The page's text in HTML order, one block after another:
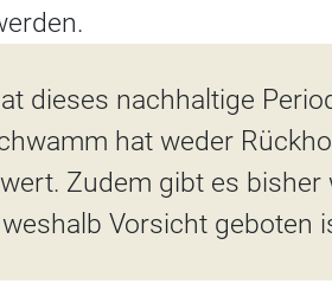
dieses nachhaltige
hat weder
Zudem gibt es bisher
Vorsicht geboten